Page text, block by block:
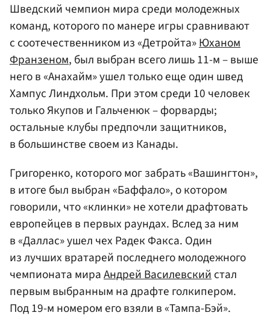
Шведский чемпион мира среди молодежных
команд, которого по манере игры сравнивают
с соотечественником из «Детройта»Юханом
Франзеном, был выбран всего лишь 11-м – выше
него в «Анахайм» ушел только еще один швед
Хампус Линдхольм. При этом среди 10 человек
только Якупов и Гальченюк – форварды;
остальные клубы предпочли защитников,
в большинстве своем из Канады.
Григоренко, которого мог забрать «Вашингтон»,
в итоге был выбран «Баффало», о котором
говорили, что «клинки» не хотели драфтовать
европейцев в первых раундах. Вслед за ним
в «Даллас» ушел чех Радек Факса. Один
из лучших вратарей последнего молодежного
чемпионата мираАндрей Василевскийстал
первым выбранным на драфте голкипером.
Под 19-м номером его взяли в «Тампа-Бэй».